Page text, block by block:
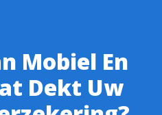
Mobiel En
Dekt Uw